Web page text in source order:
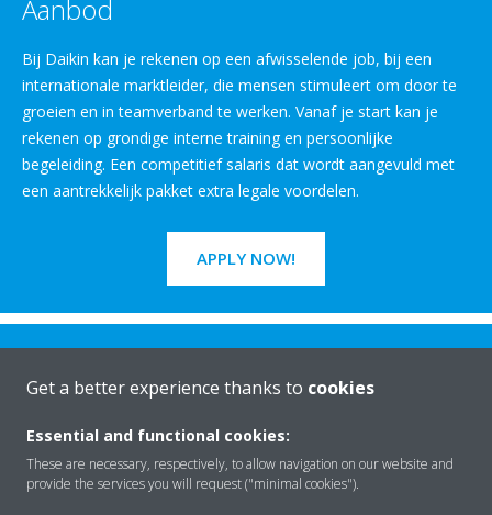
Aanbod
Bij Daikin kan je rekenen op een afwisselende job, bij een
internationale marktleider, die mensen stimuleert om door te
groeien en in teamverband te werken. Vanaf je start kan je
rekenen op grondige interne training en persoonlijke
begeleiding. Een competitief salaris dat wordt aangevuld met
een aantrekkelijk pakket extra legale voordelen.
APPLY NOW!
Rreth nesh
Get a better experience thanks to cookies
Essential and functional cookies:
These are necessary, respectively, to allow navigation on our website and
provide the services you will request ("minimal cookies").